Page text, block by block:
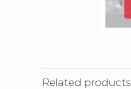
Related products